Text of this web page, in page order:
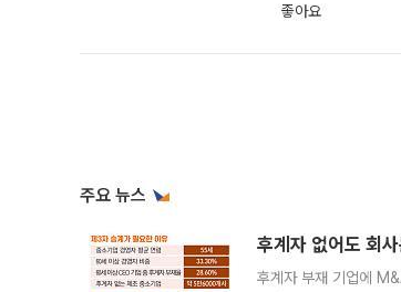
좋아요
주요 뉴스
후계자 없어도 회
후계자 부재 기업에